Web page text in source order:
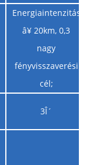
Energiaintenzitás
â¥ 20km, 0,3
nagy
fényvisszaverési
cél;
3Î´